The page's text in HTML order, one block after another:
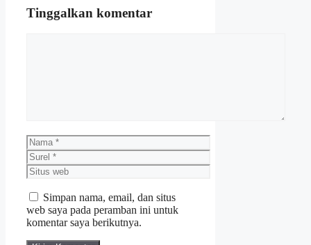
Tinggalkan komentar
Nama
Surel
Situs
web
Simpan nama, email, dan situs
web saya pada peramban ini untuk
komentar saya berikutnya.